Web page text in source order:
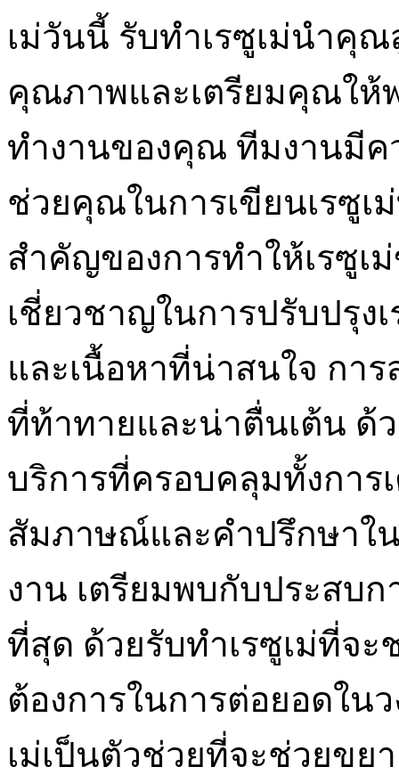
เม่วันนี้ รับทำเรซูเม่นำคุ
คุณภาพและเตรียมคุณให้
ทำงานของคุณ ทีมงานมีค
ช่วยคุณในการเขียนเรซูเ
สำคัญของการทำให้เรซู
เชี่ยวชาญในการปรับปรุง
และเนื้อหาที่น่าสนใจ กา
ที่ท้าทายและน่าตื่นเต้น ด้
บริการที่ครอบคลุมทั้งการ
สัมภาษณ์และคำปรึกษาใ
งาน เตรียมพบกับประสบ
ที่สุด ด้วยรับทำเรซูเม่ที่จ
ต้องการในการต่อยอดใน
เม่เป็นตัวช่วยที่จะช่วยขย